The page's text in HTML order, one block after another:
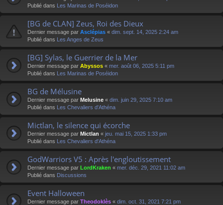
Publié dans Les Marinas de Poséidon
[BG de CLAN] Zeus, Roi des Dieux
Dernier message par Asclépias « dim. sept. 14, 2025 2:24 am
Publié dans Les Anges de Zeus
[BG] Sylas, le Guerrier de la Mer
Dernier message par Abyssos « mer. août 06, 2025 5:11 pm
Publié dans Les Marinas de Poséidon
BG de Mélusine
Dernier message par Melusine « dim. juin 29, 2025 7:10 am
Publié dans Les Chevaliers d'Athéna
Mictlan, le silence qui écorche
Dernier message par Mictlan « jeu. mai 15, 2025 1:33 pm
Publié dans Les Chevaliers d'Athéna
GodWarriors V5 : Après l'engloutissement
Dernier message par LordKraken « mer. déc. 29, 2021 11:02 am
Publié dans Discussions
Event Halloween
Dernier message par Theodoklès « dim. oct. 31, 2021 7:21 pm